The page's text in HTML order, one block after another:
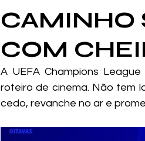
CAMINHO
COM
A UEFA Champions
roteiro de cinema. Não tem
cedo, revanche no ar e